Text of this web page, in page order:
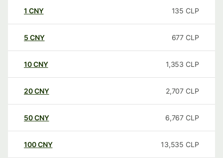
1 CNY 135 CLP
5 CNY 677 CLP
10CNY 1,353 CLP
20CNY 2,707 CLP
50CNY 6,767 CLP
100CNY 13,535 CLP